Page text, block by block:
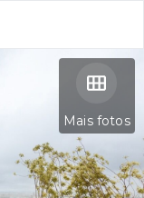
Mais fotos